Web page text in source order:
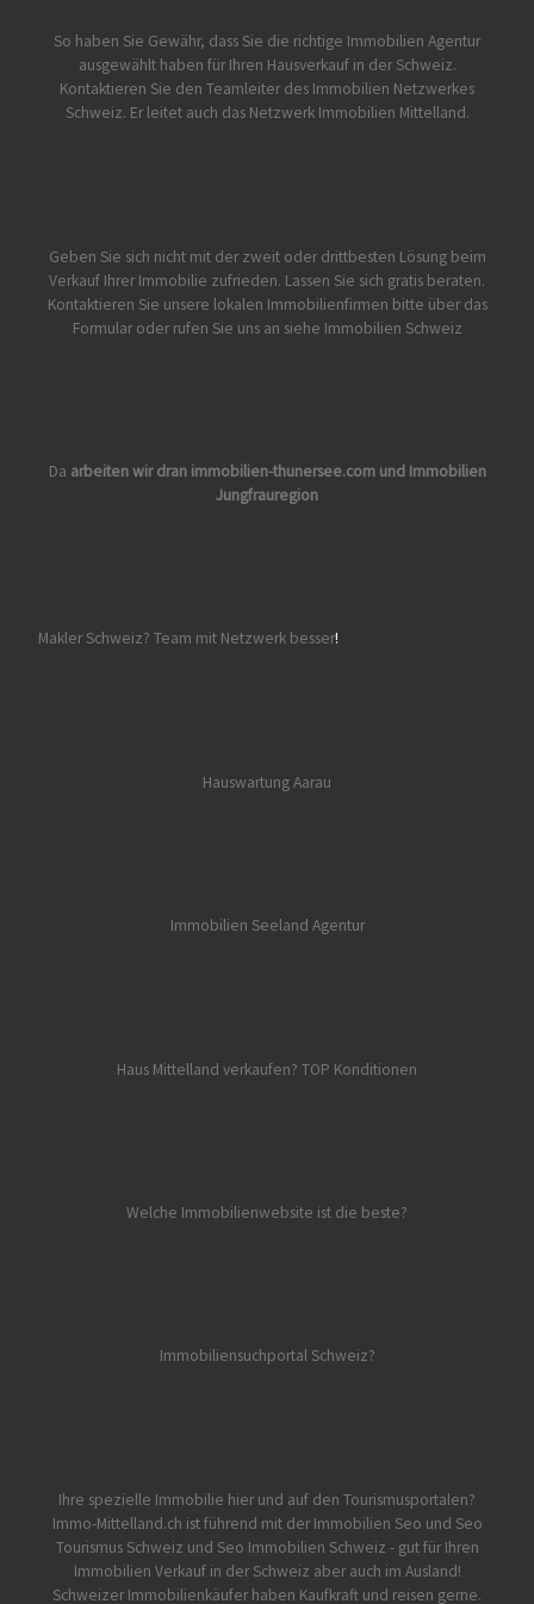
So haben Sie Gewähr, dass Sie die richtige Immobilien Agentur
ausgewählt haben für Ihren Hausverkauf in der Schweiz.
Kontaktieren Sie den Teamleiter des Immobilien Netzwerkes
Schweiz. Er leitet auch das Netzwerk Immobilien Mittelland.
Geben Sie sich nicht mit der zweit oder drittbesten Lösung beim
Verkauf Ihrer Immobilie zufrieden. Lassen Sie sich gratis beraten.
Kontaktieren Sie unsere lokalen Immobilienfirmen bitte über das
Formular oder rufen Sie uns an siehe Immobilien Schweiz
Da arbeiten wir dran immobilien-thunersee.com und Immobilien
Jungfrauregion
Makler Schweiz? Team mit Netzwerk besser!
Hauswartung Aarau
Immobilien Seeland Agentur
Haus Mittelland verkaufen? TOP Konditionen
Welche Immobilienwebsite ist die beste?
Immobiliensuchportal Schweiz?
Ihre spezielle Immobilie hier und auf den Tourismusportalen?
Immo-Mittelland.ch ist führend mit der Immobilien Seo und Seo
Tourismus Schweiz und Seo Immobilien Schweiz - gut für Ihren
Immobilien Verkauf in der Schweiz aber auch im Ausland!
Schweizer Immobilienkäufer haben Kaufkraft und reisen gerne.